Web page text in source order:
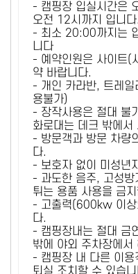
- 캠핑장 입실시간은
오전 12시까지 입니다.
- 최소 20:00까지는
니다
- 예약인원은 사이트(
약 바랍니다.
- 개인 카라반, 트레일
용불가)
- 장작사용은 절대 불
화로대는 데크 밖에서
- 방문객과 방문 차량
다.
- 보호자 없이 미성년
- 과도한 음주, 고성방
튀는 용품 사용을 금
- 고출력(600kw 이상
다.
- 캠핑장내는 절대 금
밖에 야외 주차장에서
- 캠핑장 내 다른 이용
퇴실 조치할 수 있습니